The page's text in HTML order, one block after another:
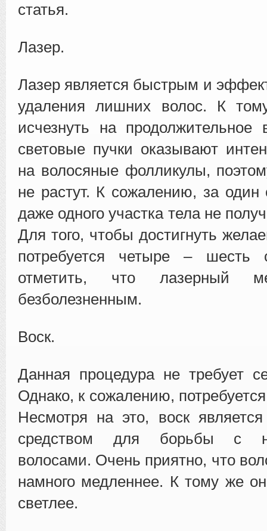
статья.
Лазер.
Лазер является быстрым и
удаления лишних волос. К
исчезнуть на продолжительное
световые пучки оказывают
на волосяные фолликулы,
не растут. К сожалению, за один
даже одного участка тела не
Для того, чтобы достигнуть
потребуется четыре – шесть
отметить, что лазерный
безболезненным.
Воск.
Данная процедура не требует
Однако, к сожалению,
Несмотря на это, воск
средством для борьбы с
волосами. Очень приятно, что
намного медленнее. К тому же
светлее.